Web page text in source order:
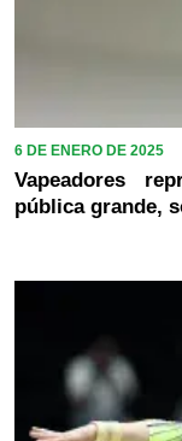
6 DE ENERO DE 2025
Vapeadores
pública grande,